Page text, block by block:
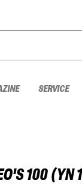
SERVICE
100 (YN